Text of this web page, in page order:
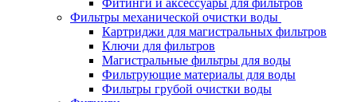
Фильтры механической очистки воды
Картриджи для магистральных фильтров
Ключи для фильтров
Магистральные фильтры для воды
Фильтрующие материалы для воды
Фильтры грубой очистки воды